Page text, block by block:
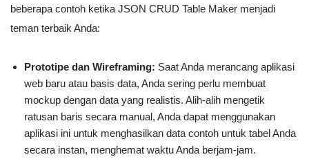
beberapa contoh ketika JSON CRUD Table Maker menjadi
teman terbaik Anda:
Prototipe dan Wireframing: Saat Anda merancang aplikasi
web baru atau basis data, Anda sering perlu membuat
mockup dengan data yang realistis. Alih-alih mengetik
ratusan baris secara manual, Anda dapat menggunakan
aplikasi ini untuk menghasilkan data contoh untuk tabel Anda
secara instan, menghemat waktu Anda berjam-jam.